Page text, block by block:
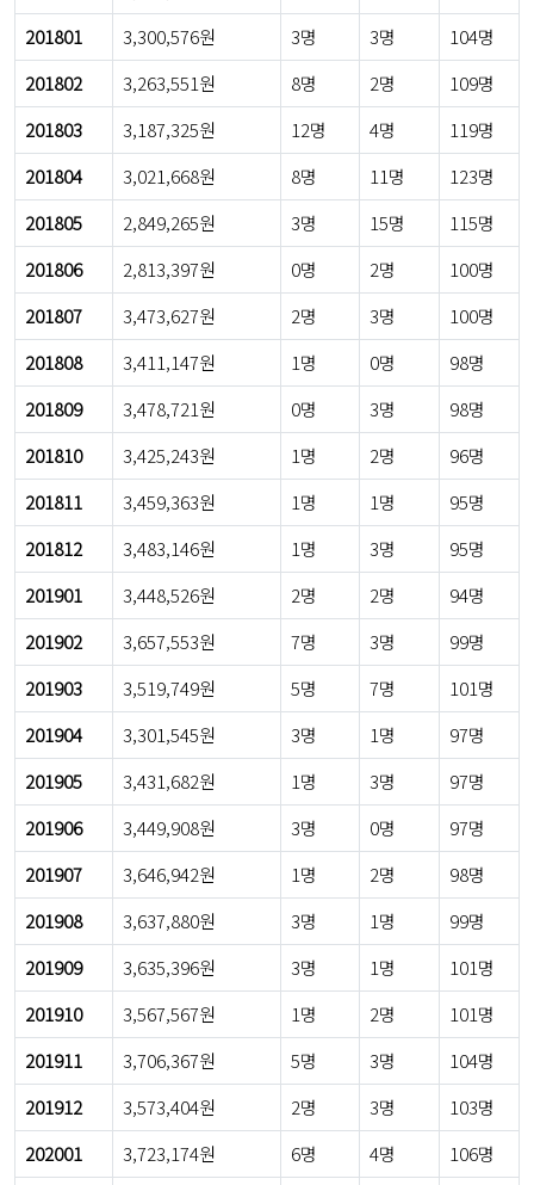
201801
3,300,576원 3명 3명
104명
201802
3,263,551원 8명 2명
109명
201803
3,187,325원 12명 4명
119명
201804
3,021,668원 8명 11명
123명
201805
2,849,265원 3명 15명
115명
201806
2,813,397원 0명 2명
100명
201807
3,473,627원 2명 3명
100명
201808
3,411,147원 1명 0명
98명
201809
3,478,721원 0명 3명
98명
201810
3,425,243원 1명 2명
96명
201811
3,459,363원 1명 1명
95명
201812
3,483,146원 1명 3명
95명
201901
3,448,526원 2명 2명
94명
201902
3,657,553원 7명 3명
99명
201903
3,519,749원 5명 7명
101명
201904
3,301,545원 3명 1명
97명
201905
3,431,682원 1명 3명
97명
201906
3,449,908원 3명 0명
97명
201907
3,646,942원 1명 2명
98명
201908
3,637,880원 3명 1명
99명
201909
3,635,396원 3명 1명
101명
201910
3,567,567원 1명 2명
101명
201911
3,706,367원 5명 3명
104명
201912
3,573,404원 2명 3명
103명
202001
3,723,174원 6명 4명
106명